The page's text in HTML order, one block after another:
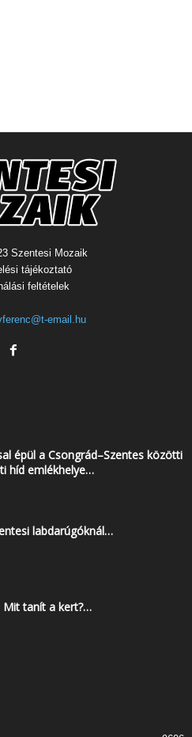
Szentesi Mozaik
tájékoztató
feltételek
email.hu
épül a Csongrád–Szentes közötti
híd emlékhelye…
labdarúgóknál…
Mit tanít a kert?…